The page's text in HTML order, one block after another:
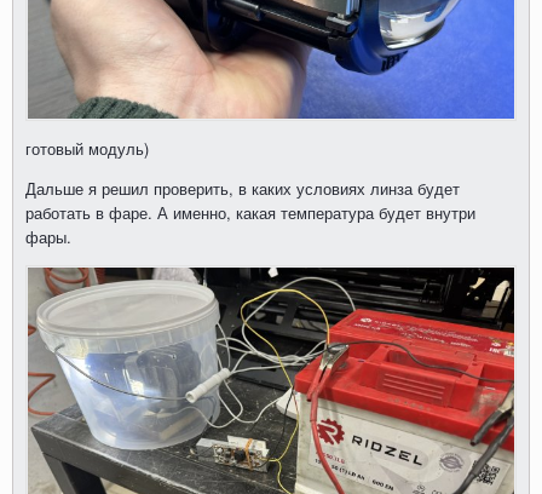
готовый модуль)
Дальше я решил проверить, в каких условиях линза будет
работать в фаре. А именно, какая температура будет внутри
фары.